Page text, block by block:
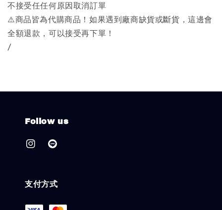
不接受任任何原因取消訂單
⚠️商品皆為代購商品！如果遇到廠商缺貨或斷貨，這邊會
全額退款，可以接受再下單！
/
Follow us
支付方式